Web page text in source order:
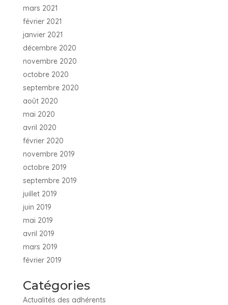
mars 2021
février 2021
janvier 2021
décembre 2020
novembre 2020
octobre 2020
septembre 2020
août 2020
mai 2020
avril 2020
février 2020
novembre 2019
octobre 2019
septembre 2019
juillet 2019
juin 2019
mai 2019
avril 2019
mars 2019
février 2019
Catégories
Actualités des adhérents